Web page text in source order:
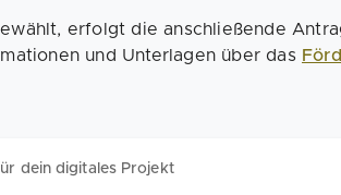
erfolgt die anschließende
und Unterlagen über das
dein digitales Projekt